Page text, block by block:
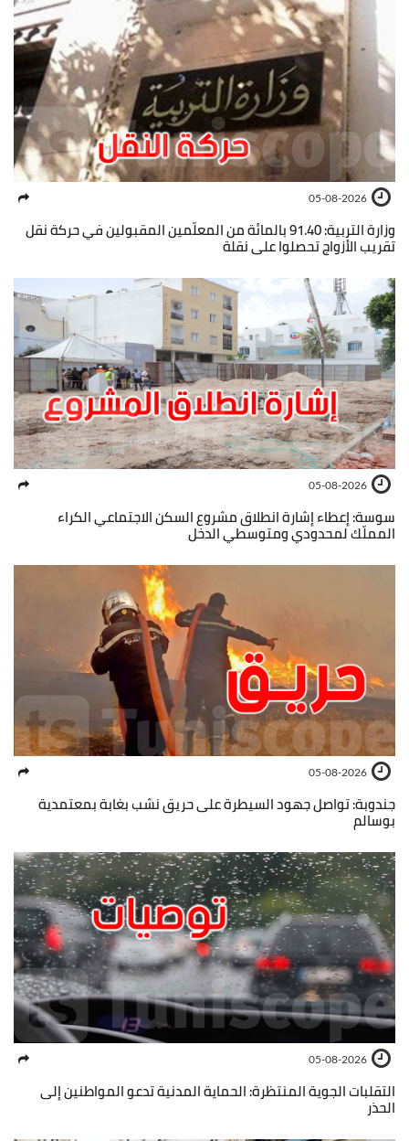
05-08-2026
وزارة التربية: 91.40 بالمائة من المعلّمين المقبولين في حركة نقل
تقريب الأزواج تحصلوا على نقلة
05-08-2026
سوسة: إعطاء إشارة انطلاق مشروع السكن الاجتماعي الكراء
المملّك لمحدودي ومتوسطي الدخل
05-08-2026
جندوبة: تواصل جهود السيطرة على حريق نشب بغابة بمعتمدية
بوسالم
05-08-2026
التقلبات الجوية المنتظرة: الحماية المدنية تدعو المواطنين إلى
الحذر